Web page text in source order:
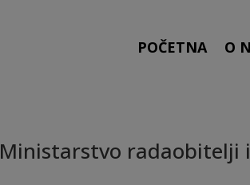
POČETNA O
Ministarstvo radaobitelji